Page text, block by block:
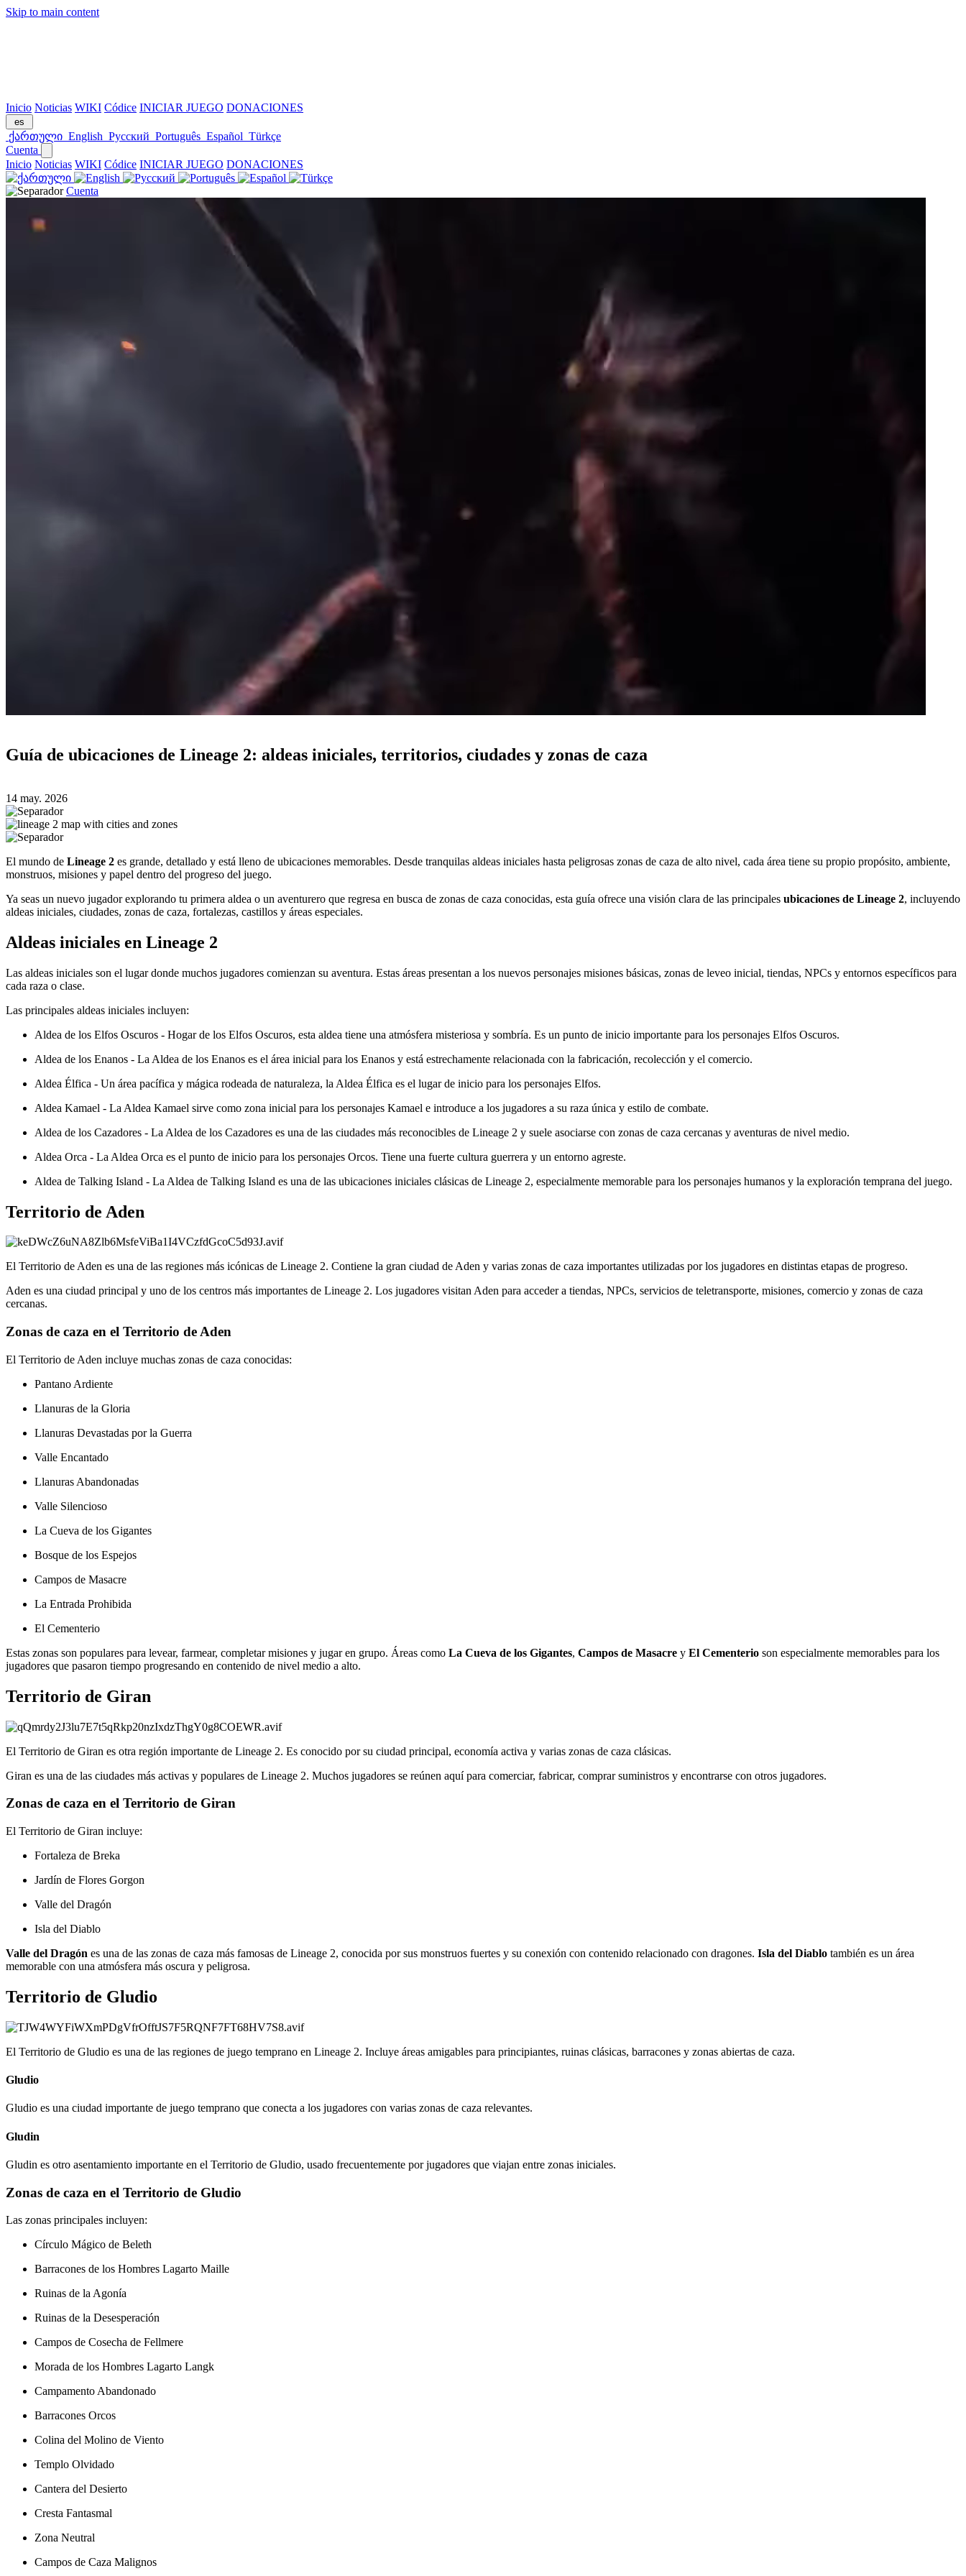
Skip to main content
Inicio Noticias WIKI Códice INICIAR JUEGO DONACIONES
es
ქართული English Русский Português Español Türkçe
Cuenta
Inicio Noticias WIKI Códice INICIAR JUEGO DONACIONES
Cuenta
Guía de ubicaciones de Lineage 2: aldeas iniciales, territorios, ciudades y zonas de caza
14 may. 2026
El mundo de Lineage 2 es grande, detallado y está lleno de ubicaciones memorables. Desde tranquilas aldeas iniciales hasta peligrosas zonas de caza de alto nivel, cada área tiene su propio propósito, ambiente,
monstruos, misiones y papel dentro del progreso del juego.
Ya seas un nuevo jugador explorando tu primera aldea o un aventurero que regresa en busca de zonas de caza conocidas, esta guía ofrece una visión clara de las principales ubicaciones de Lineage 2, incluyendo
aldeas iniciales, ciudades, zonas de caza, fortalezas, castillos y áreas especiales.
Aldeas iniciales en Lineage 2
Las aldeas iniciales son el lugar donde muchos jugadores comienzan su aventura. Estas áreas presentan a los nuevos personajes misiones básicas, zonas de leveo inicial, tiendas, NPCs y entornos específicos para
cada raza o clase.
Las principales aldeas iniciales incluyen:
Aldea de los Elfos Oscuros - Hogar de los Elfos Oscuros, esta aldea tiene una atmósfera misteriosa y sombría. Es un punto de inicio importante para los personajes Elfos Oscuros.
Aldea de los Enanos - La Aldea de los Enanos es el área inicial para los Enanos y está estrechamente relacionada con la fabricación, recolección y el comercio.
Aldea Élfica - Un área pacífica y mágica rodeada de naturaleza, la Aldea Élfica es el lugar de inicio para los personajes Elfos.
Aldea Kamael - La Aldea Kamael sirve como zona inicial para los personajes Kamael e introduce a los jugadores a su raza única y estilo de combate.
Aldea de los Cazadores - La Aldea de los Cazadores es una de las ciudades más reconocibles de Lineage 2 y suele asociarse con zonas de caza cercanas y aventuras de nivel medio.
Aldea Orca - La Aldea Orca es el punto de inicio para los personajes Orcos. Tiene una fuerte cultura guerrera y un entorno agreste.
Aldea de Talking Island - La Aldea de Talking Island es una de las ubicaciones iniciales clásicas de Lineage 2, especialmente memorable para los personajes humanos y la exploración temprana del juego.
Territorio de Aden
El Territorio de Aden es una de las regiones más icónicas de Lineage 2. Contiene la gran ciudad de Aden y varias zonas de caza importantes utilizadas por los jugadores en distintas etapas de progreso.
Aden es una ciudad principal y uno de los centros más importantes de Lineage 2. Los jugadores visitan Aden para acceder a tiendas, NPCs, servicios de teletransporte, misiones, comercio y zonas de caza
cercanas.
Zonas de caza en el Territorio de Aden
El Territorio de Aden incluye muchas zonas de caza conocidas:
Pantano Ardiente
Llanuras de la Gloria
Llanuras Devastadas por la Guerra
Valle Encantado
Llanuras Abandonadas
Valle Silencioso
La Cueva de los Gigantes
Bosque de los Espejos
Campos de Masacre
La Entrada Prohibida
El Cementerio
Estas zonas son populares para levear, farmear, completar misiones y jugar en grupo. Áreas como La Cueva de los Gigantes, Campos de Masacre y El Cementerio son especialmente memorables para los
jugadores que pasaron tiempo progresando en contenido de nivel medio a alto.
Territorio de Giran
El Territorio de Giran es otra región importante de Lineage 2. Es conocido por su ciudad principal, economía activa y varias zonas de caza clásicas.
Giran es una de las ciudades más activas y populares de Lineage 2. Muchos jugadores se reúnen aquí para comerciar, fabricar, comprar suministros y encontrarse con otros jugadores.
Zonas de caza en el Territorio de Giran
El Territorio de Giran incluye:
Fortaleza de Breka
Jardín de Flores Gorgon
Valle del Dragón
Isla del Diablo
Valle del Dragón es una de las zonas de caza más famosas de Lineage 2, conocida por sus monstruos fuertes y su conexión con contenido relacionado con dragones. Isla del Diablo también es un área
memorable con una atmósfera más oscura y peligrosa.
Territorio de Gludio
El Territorio de Gludio es una de las regiones de juego temprano en Lineage 2. Incluye áreas amigables para principiantes, ruinas clásicas, barracones y zonas abiertas de caza.
Gludio
Gludio es una ciudad importante de juego temprano que conecta a los jugadores con varias zonas de caza relevantes.
Gludin
Gludin es otro asentamiento importante en el Territorio de Gludio, usado frecuentemente por jugadores que viajan entre zonas iniciales.
Zonas de caza en el Territorio de Gludio
Las zonas principales incluyen:
Círculo Mágico de Beleth
Barracones de los Hombres Lagarto Maille
Ruinas de la Agonía
Ruinas de la Desesperación
Campos de Cosecha de Fellmere
Morada de los Hombres Lagarto Langk
Campamento Abandonado
Barracones Orcos
Colina del Molino de Viento
Templo Olvidado
Cantera del Desierto
Cresta Fantasmal
Zona Neutral
Campos de Caza Malignos